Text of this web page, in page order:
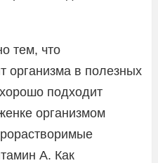
тем, что
организма в полезных
подходит
организмом
A. Как